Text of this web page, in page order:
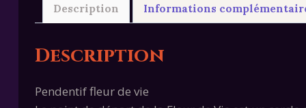
Description Informations
Description
Pendentif fleur de vie